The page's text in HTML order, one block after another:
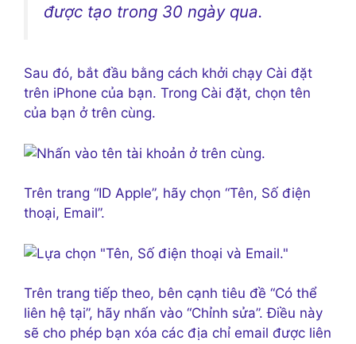
được tạo trong 30 ngày qua.
Sau đó, bắt đầu bằng cách khởi chạy Cài đặt
trên iPhone của bạn. Trong Cài đặt, chọn tên
của bạn ở trên cùng.
Trên trang “ID Apple”, hãy chọn “Tên, Số điện
thoại, Email”.
Trên trang tiếp theo, bên cạnh tiêu đề “Có thể
liên hệ tại”, hãy nhấn vào “Chỉnh sửa”. Điều này
sẽ cho phép bạn xóa các địa chỉ email được liên